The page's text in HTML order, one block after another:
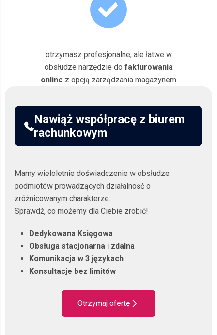
otrzymasz profesjonalne, ale łatwe w
obsłudze narzędzie do fakturowania
online z opcją zarządzania magazynem
Nawiąż współpracę z biurem
rachunkowym
Mamy wieloletnie doświadczenie w obsłudze
podmiotów prowadzących działalność o
zróżnicowanym charakterze.
Sprawdź, co możemy dla Ciebie zrobić!
Dedykowana Księgowa
Obsługa stacjonarna i zdalna
Komunikacja w 3 językach
Konsultacje bez limitów
Otrzymaj ofertę